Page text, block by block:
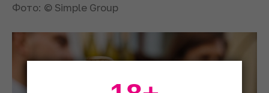
Фото: © Simple Group